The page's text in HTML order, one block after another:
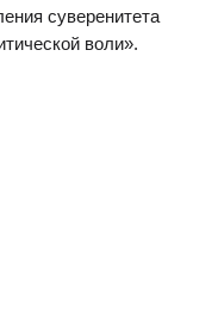
суверенитета
воли».